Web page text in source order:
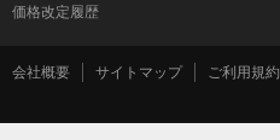
価格改定履歴
会社概要 サイトマップ ご利用規約